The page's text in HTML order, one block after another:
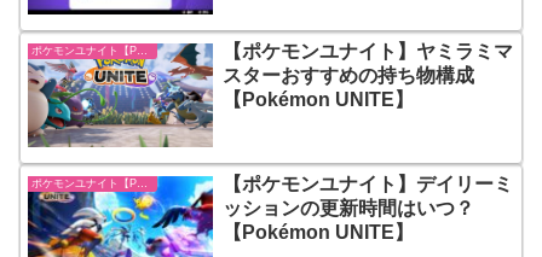
ポケモンユナイト【Pokémon UNITE】
【ポケモンユナイト】ヤミラミマ
スターおすすめの持ち物構成
【Pokémon UNITE】
【ポケモンユナイト】デイリーミ
ッションの更新時間はいつ？
【Pokémon UNITE】